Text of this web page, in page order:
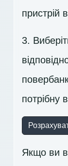
пристрій
3.
потрібну
Якщо ви